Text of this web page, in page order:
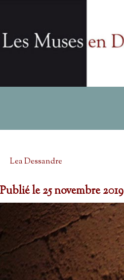
Lea Dessandre
Publié le25 novembre 2019